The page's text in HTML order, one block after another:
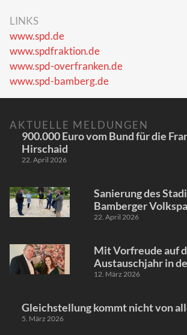
LINKS
www.spd.de
www.spdfraktion.de
www.spd-overfranken.de
www.spd-bamberg.de
AKTUELLE MELDUNGEN
900.000 Euro vom Bund für die
Hirschaid
22. April 2026
Sanierung des
Bamberger
22. April 2026
Mit Vorfreude auf
Austauschjahr in
12. März 2026
Gleichstellung kommt nicht von
5. März 2026